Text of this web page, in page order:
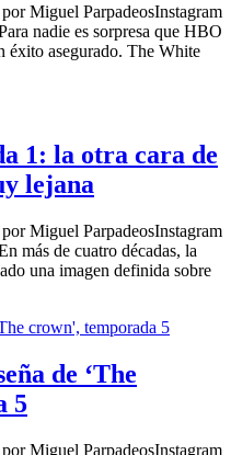
Miguel ParpadeosInstagram
nadie es sorpresa que HBO
éxito asegurado. The White
1: la otra cara de
lejana
Miguel ParpadeosInstagram
más de cuatro décadas, la
una imagen definida sobre
de ‘The
5
Miguel ParpadeosInstagram